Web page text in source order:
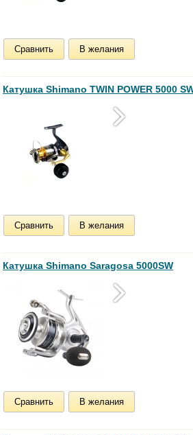
Сравнить В желания
Катушка Shimano TWIN POWER 5000
Сравнить В желания
Катушка Shimano Saragosa 5000SW
Сравнить В желания